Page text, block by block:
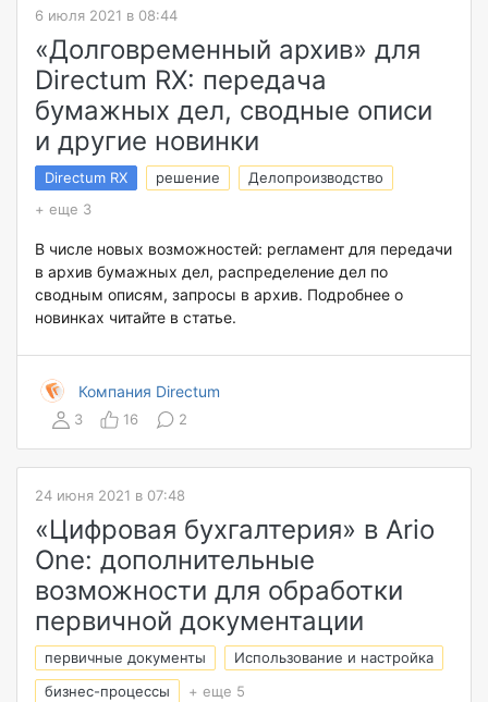
6 июля 2021 в 08:44
«Долговременный архив» для
Directum RX: передача
бумажных дел, сводные описи
и другие новинки
Directum RX решение
Делопроизводство
+ еще 3
В числе новых возможностей: регламент для передачи
в архив бумажных дел, распределение дел по
сводным описям, запросы в архив. Подробнее о
новинках читайте в статье.
Компания Directum
3 16 2
24 июня 2021 в 07:48
«Цифровая бухгалтерия» в Ario
One: дополнительные
возможности для обработки
первичной документации
первичные документы
Использование и настройка
бизнес-процессы
+ еще 5